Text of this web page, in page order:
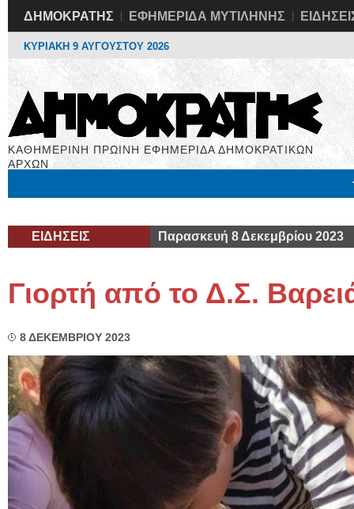
ΔΗΜΟΚΡΑΤΗΣ ΕΦΗΜΕΡΙΔΑ ΜΥΤΙΛΗΝΗΣ
ΚΥΡΙΑΚΗ 9 ΑΥΓΟΥΣΤΟΥ 2026
ΚΑΘΗΜΕΡΙΝΗ ΠΡΩΙΝΗ ΕΦΗΜΕΡΙΔΑ ΔΗΜΟΚΡΑΤΙΚΩΝ
ΑΡΧΩΝ
ΕΙΔΗΣΕΙΣ Παρασκευή 8 Δεκεμβρίου 2023
Γιορτή από το Δ.Σ.
8 ΔΕΚΕΜΒΡΙΟΥ 2023